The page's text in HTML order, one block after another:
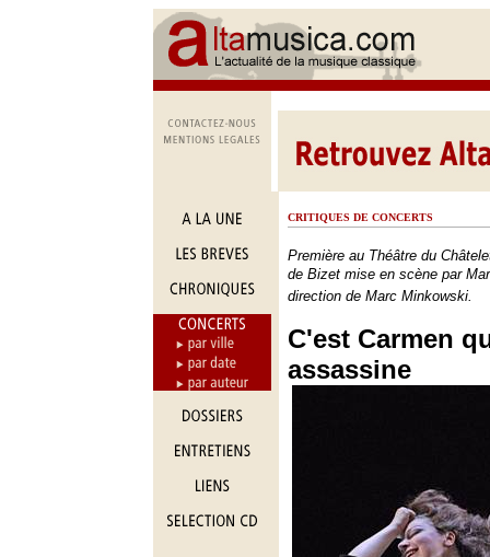
CRITIQUES DE CONCERTS
Première au Théâtre du
de Bizet mise en scène par
direction de Marc Minkowski.
C'est Carmen
assassine